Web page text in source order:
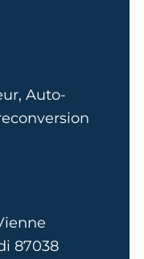
Auto-
87038